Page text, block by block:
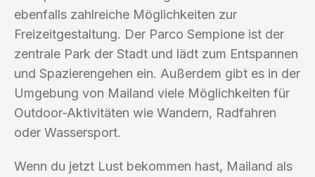
ebenfalls zahlreiche Möglichkeiten zur
Freizeitgestaltung. Der Parco Sempione ist der
zentrale Park der Stadt und lädt zum Entspannen
und Spazierengehen ein. Außerdem gibt es in der
Umgebung von Mailand viele Möglichkeiten für
Outdoor-Aktivitäten wie Wandern, Radfahren
oder Wassersport.
Wenn du jetzt Lust bekommen hast, Mailand als